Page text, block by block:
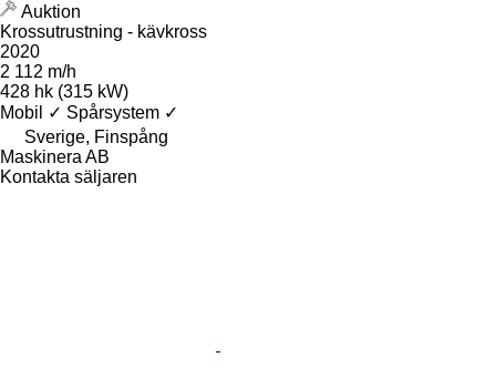
Auktion
Krossutrustning - kävkross
2020
2 112 m/h
428 hk (315 kW)
Mobil
✓ Spårsystem ✓
Sverige, Finspång
Maskinera AB
Kontakta säljaren